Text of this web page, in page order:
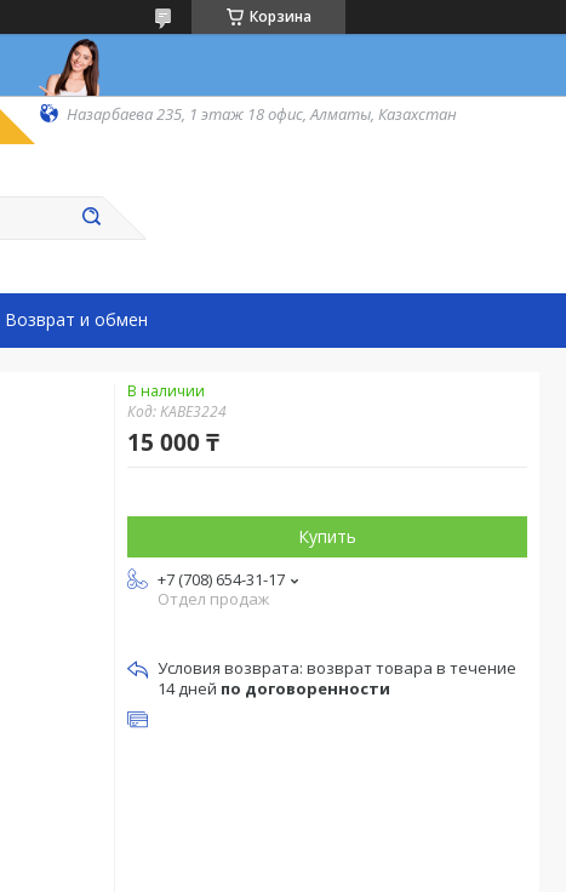
Корзина
Назарбаева 235, 1 этаж 18 офис, Алматы, Казахстан
Возврат и обмен
В наличии
Код:KABE3224
15 000 ₸
Купить
+7 (708) 654-31-17
Отдел продаж
возврат товара в течение
14 дней по договоренности